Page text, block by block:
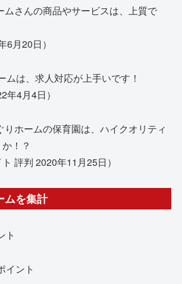
ムさんの商品やサービスは、上質で
6月20日）
ムは、求人対応が上手いです！
年4月4日）
りホームの保育園は、ハイクオリティ
！？
評判 2020年11月25日）
ムを集計
ト
イント